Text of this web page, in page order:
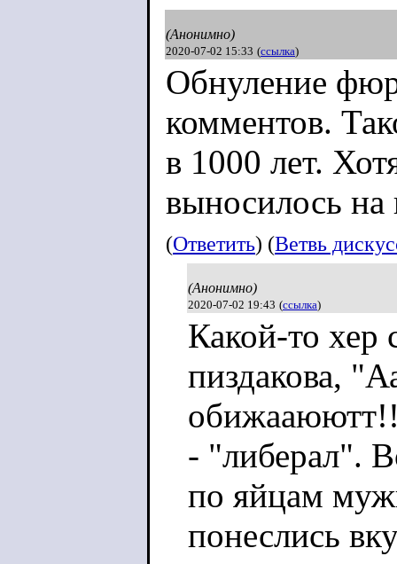
(Анонимно)
2020-07-02 15:33 (ссылка)
Обнуление
комментов.
в 1000 лет.
выносилось на
(Ответить) (Ветвь
(Анонимно)
2020-07-02 19:43 (ссылка)
Какой-то хер
пиздакова,
- "либерал".
по яйцам
понеслись